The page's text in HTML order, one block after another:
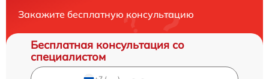
Закажите бесплатную консультацию
Бесплатная консультация со
специалистом